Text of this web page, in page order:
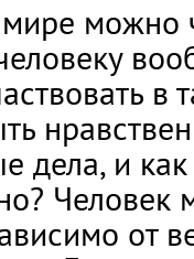
можно
в
дела, и
Человек
от